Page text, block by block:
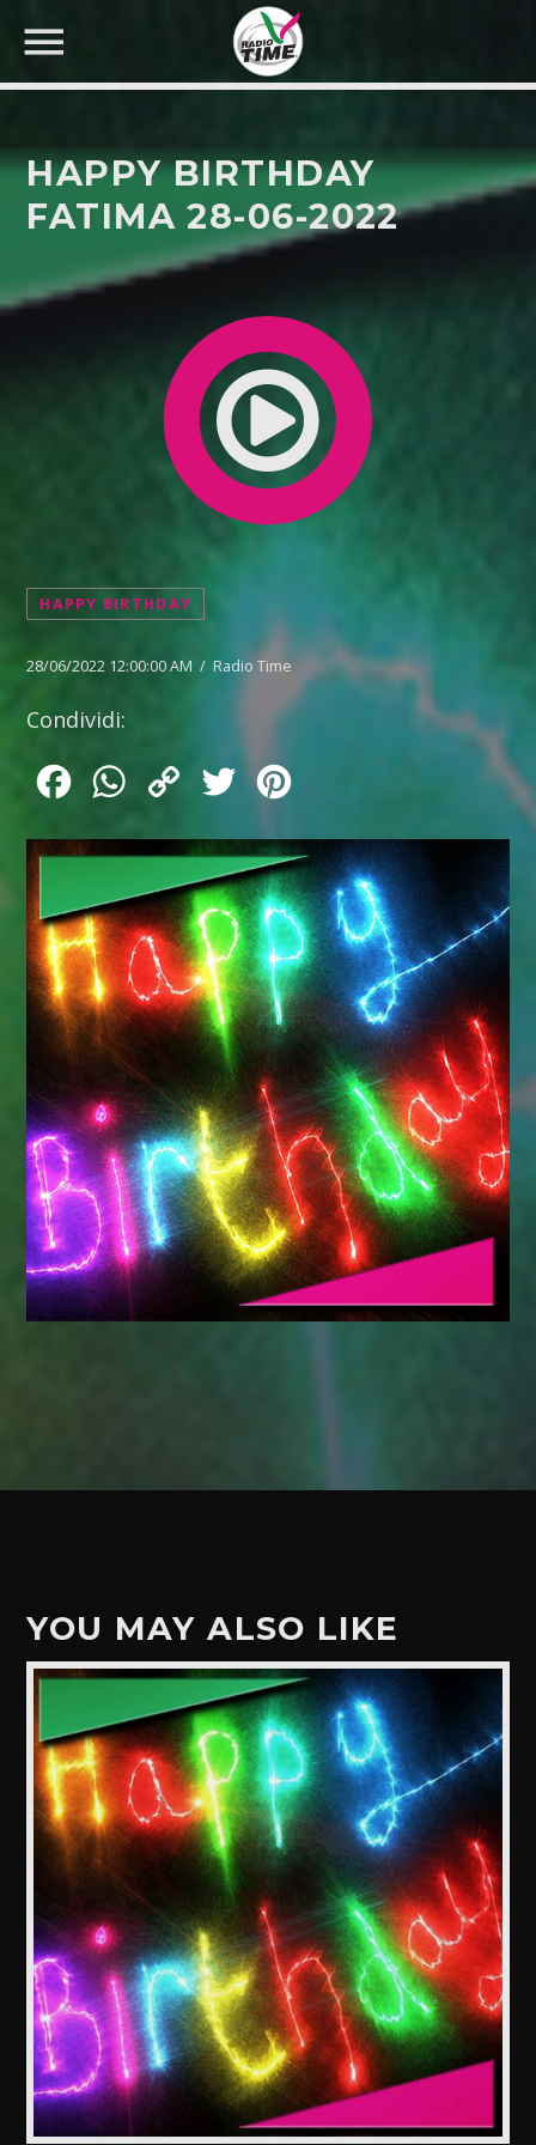
CERCA NEL SITO WEB:
HAPPY BIRTHDAY
FATIMA 28-06-2022
HAPPY BIRTHDAY
28/06/2022 12:00:00 AM / Radio Time
Condividi:
FacebookWhatsApp
Copy Twitter
YOU MAY ALSO LIKE